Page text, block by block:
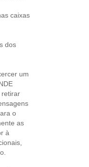
caixas
dos
um
retirar
o
as
à